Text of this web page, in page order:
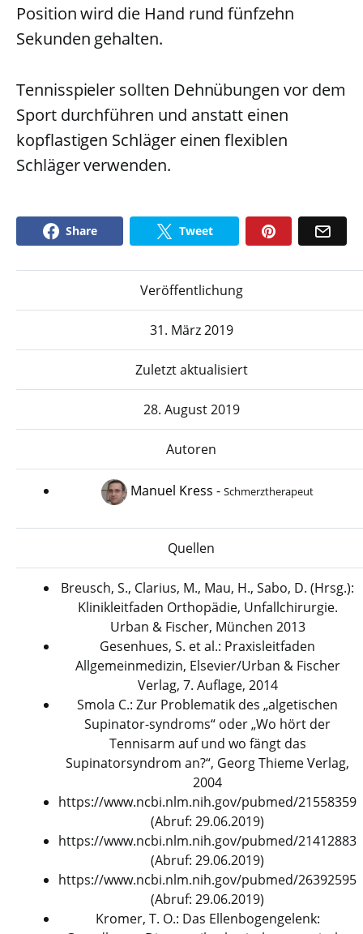
Position wird die Hand rund fünfzehn
Sekunden gehalten.
Tennisspieler sollten Dehnübungen vor dem
Sport durchführen und anstatt einen
kopflastigen Schläger einen flexiblen
Schläger verwenden.
Share Tweet
Veröffentlichung
31. März 2019
Zuletzt aktualisiert
28. August 2019
Autoren
Manuel Kress - Schmerztherapeut
Quellen
Breusch, S., Clarius, M., Mau, H., Sabo, D. (Hrsg.):
Klinikleitfaden Orthopädie, Unfallchirurgie.
Urban & Fischer, München 2013
Gesenhues, S. et al.: Praxisleitfaden
Allgemeinmedizin, Elsevier/Urban & Fischer
Verlag, 7. Auflage, 2014
Smola C.: Zur Problematik des „algetischen
Supinator-syndroms“ oder „Wo hört der
Tennisarm auf und wo fängt das
Supinatorsyndrom an?“, Georg Thieme Verlag,
2004
https://www.ncbi.nlm.nih.gov/pubmed/21558359
(Abruf: 29.06.2019)
https://www.ncbi.nlm.nih.gov/pubmed/21412883
(Abruf: 29.06.2019)
https://www.ncbi.nlm.nih.gov/pubmed/26392595
(Abruf: 29.06.2019)
Kromer, T. O.: Das Ellenbogengelenk: